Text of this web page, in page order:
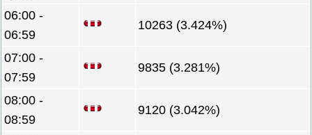
06:00 -
06:59
10263 (3.424%)
07:00 -
07:59
9835 (3.281%)
08:00 -
08:59
9120 (3.042%)